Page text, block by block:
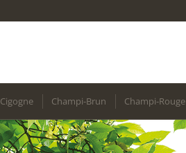
Cigogne Champi-Brun Champi-Rouge